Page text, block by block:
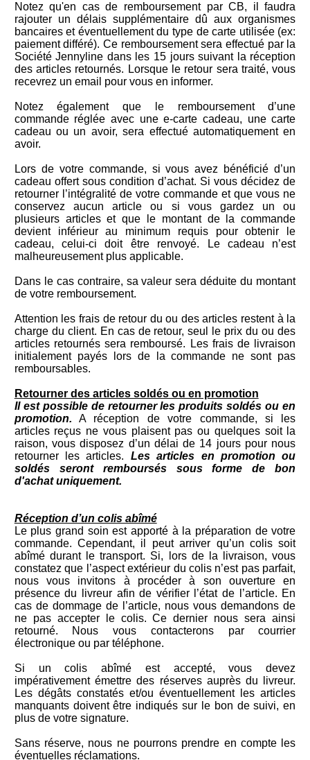
Notez qu'en cas de remboursement par CB, il faudra
rajouter un délais supplémentaire dû aux organismes
bancaires et éventuellement du type de carte utilisée (ex:
paiement différé). Ce remboursement sera effectué par la
Société Jennyline dans les 15 jours suivant la réception
des articles retournés. Lorsque le retour sera traité, vous
recevrez un email pour vous en informer.
Notez également que le remboursement d’une
commande réglée avec une e-carte cadeau, une carte
cadeau ou un avoir, sera effectué automatiquement en
avoir.
Lors de votre commande, si vous avez bénéficié d’un
cadeau offert sous condition d’achat. Si vous décidez de
retourner l’intégralité de votre commande et que vous ne
conservez aucun article ou si vous gardez un ou
plusieurs articles et que le montant de la commande
devient inférieur au minimum requis pour obtenir le
cadeau, celui-ci doit être renvoyé. Le cadeau n’est
malheureusement plus applicable.
Dans le cas contraire, sa valeur sera déduite du montant
de votre remboursement.
Attention les frais de retour du ou des articles restent à la
charge du client. En cas de retour, seul le prix du ou des
articles retournés sera remboursé. Les frais de livraison
initialement payés lors de la commande ne sont pas
remboursables.
Retourner des articles soldés ou en promotion
Il est possible de retourner les produits soldés ou en
promotion. A réception de votre commande, si les
articles reçus ne vous plaisent pas ou quelques soit la
raison, vous disposez d’un délai de 14 jours pour nous
retourner les articles. Les articles en promotion ou
soldés seront remboursés sous forme de bon
d'achat uniquement.
Réception d’un colis abîmé
Le plus grand soin est apporté à la préparation de votre
commande. Cependant, il peut arriver qu’un colis soit
abîmé durant le transport. Si, lors de la livraison, vous
constatez que l’aspect extérieur du colis n’est pas parfait,
nous vous invitons à procéder à son ouverture en
présence du livreur afin de vérifier l’état de l’article. En
cas de dommage de l’article, nous vous demandons de
ne pas accepter le colis. Ce dernier nous sera ainsi
retourné. Nous vous contacterons par courrier
électronique ou par téléphone.
Si un colis abîmé est accepté, vous devez
impérativement émettre des réserves auprès du livreur.
Les dégâts constatés et/ou éventuellement les articles
manquants doivent être indiqués sur le bon de suivi, en
plus de votre signature.
Sans réserve, nous ne pourrons prendre en compte les
éventuelles réclamations.